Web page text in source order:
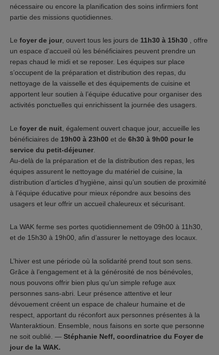
nécessaire ou encore la planification des soins infirmiers font
partie des missions quotidiennes.
Le foyer de jour , ouvert tous les jours de 11h30 à 15h30
, offre
un espace d’accueil où les bénéficiaires peuvent prendre un
repas chaud le midi et se reposer. Les équipes sur place
s’occupent de la préparation et distribution des repas, du
nettoyage de la vaisselle et des équipements de cuisine et
apportent leur soutien à l’équipe éducative pour organiser des
activités ponctuelles qui enrichissent la journée des usagers.
Le foyer de nuit , également ouvert chaque jour, accueille les
bénéficiaires de 19h00 à 23h00 et de 6h30 à 9h00 pour le
service du petit-déjeuner
Au-delà de la préparation et de la distribution des repas, les
équipes assurent le nettoyage du matériel de cuisine, la
distribution d’articles d’hygiène, ainsi qu’un soutien de proximité
à l’équipe éducative pour mieux répondre aux besoins des
usagers et leur offrir un accueil chaleureux et sécurisant.
La WAK ferme ses portes quotidiennement de 09h00 à 11h30,
et de 15h30 à 19h00, afin d’assurer le nettoyage des locaux.
L’hiver est une période où la solidarité prend tout son sens.
Grâce à l’engagement et à la générosité de nos bénévoles,
nous pouvons offrir bien plus qu’un simple refuge aux
personnes sans-abri. Leur présence attentive et leur
dévouement créent un espace de chaleur humaine et de
respect, apportant du réconfort aux personnes présentes à la
Wanteraktioun. Ensemble, nous faisons en sorte que personne
ne soit oublié. — Stéphanie Neff, coordinatrice du Foyer de
jour de la WAK.